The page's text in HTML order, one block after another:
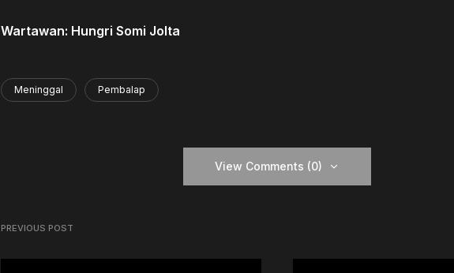
Wartawan: Hungri Somi Jolta
Meninggal Pembalap
View Comments (0)
PREVIOUS POST